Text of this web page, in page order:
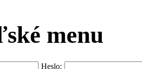
menu
Heslo: